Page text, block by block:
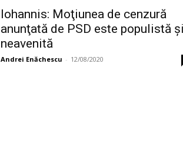
Iohannis: Moţiunea de cenzură
anunţată de PSD este populistă şi
neavenită
Andrei Enăchescu - 12/08/2020